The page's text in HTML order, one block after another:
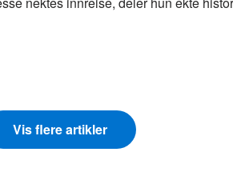
Vis flere artikler